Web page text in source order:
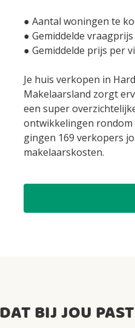
● Aantal woningen te
● Gemiddelde
● Gemiddelde prijs per
Je huis verkopen in
Makelaarsland zorgt
een super
ontwikkelingen rondom
gingen 169 verkopers
makelaarskosten.
BIJ JOU PAST